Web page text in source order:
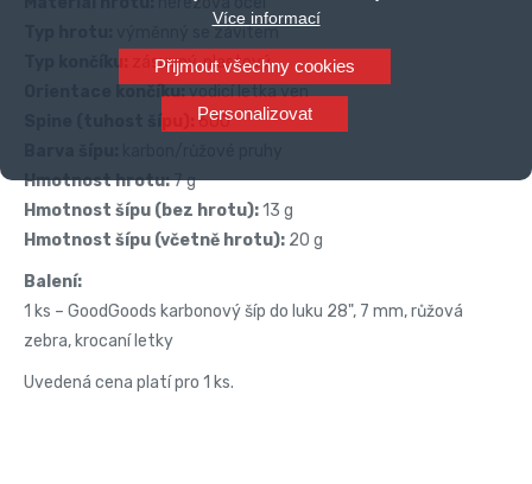
Více informací
Přijmout všechny cookies
Personalizovat
výměnný se závitem
zásuvný, plastový
Orientace končíku:vodicí letka ven
600
Hmotnost hrotu:7 g
Hmotnost šípu (bez hrotu):13 g
Hmotnost šípu (včetně hrotu): 20 g
Balení:
1 ks – GoodGoods karbonový šíp do luku 28", 7 mm, růžová
zebra, krocaní letky
Uvedená cena platí pro 1 ks.